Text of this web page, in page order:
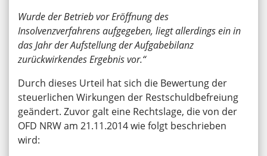
Wurde der Betrieb vor Eröffnung des
Insolvenzverfahrens aufgegeben, liegt allerdings ein in
das Jahr der Aufstellung der Aufgabebilanz
zurückwirkendes Ergebnis vor.“
Durch dieses Urteil hat sich die Bewertung der
steuerlichen Wirkungen der Restschuldbefreiung
geändert. Zuvor galt eine Rechtslage, die von der
OFD NRW am 21.11.2014 wie folgt beschrieben
wird: